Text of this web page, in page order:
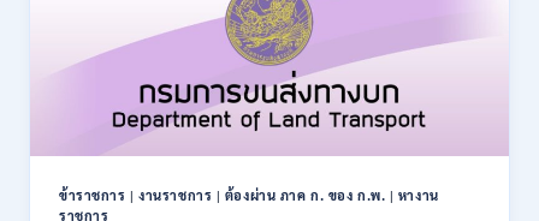
เปิด
สมัคร
บุคคล
เพื่อ
เป็น
กอง
ข้าราชการ |งานราชการ | ต้องผ่าน ภาค ก. ของ ก.พ. | หางาน
ราชการ